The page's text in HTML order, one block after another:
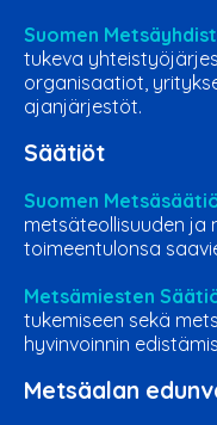
Suomen
tukeva
organisaatiot,
ajanjärjestöt.
Säätiöt
Suomen
metsäteollisuuden ja
toimeentulonsa
Metsämiesten
tukemiseen sekä
hyvinvoinnin
Metsäalan